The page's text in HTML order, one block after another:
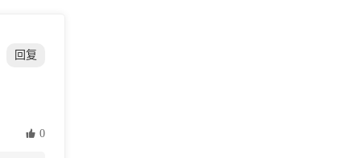
回复
 0